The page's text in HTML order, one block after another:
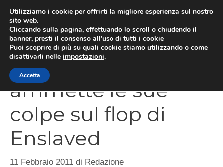
contenuto
Namco-Bandai
ammette le sue
colpe sul flop di
Enslaved
11 Febbraio 2011 di Redazione
Utilizziamo i cookie per offrirti la migliore esperienza sul nostro
sito web.
Cliccando sulla pagina, effettuando lo scroll o chiudendo il
banner, presti il consenso all’uso di tutti i cookie
Puoi scoprire di più su quali cookie stiamo utilizzando o come
disattivarli nelle impostazioni.
Accetta